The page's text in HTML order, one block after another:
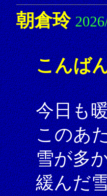
朝倉玲
こんば
今日も
このあ
雪が多
緩んだ